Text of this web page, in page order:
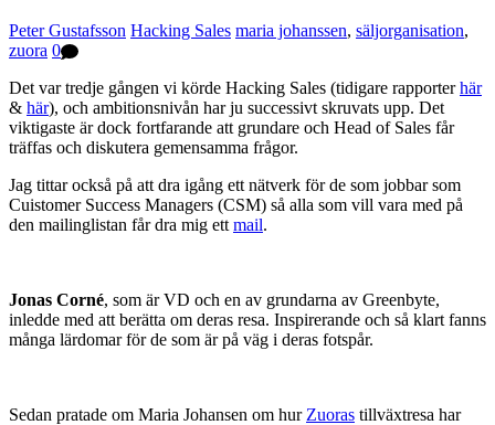
Peter Gustafsson Hacking Sales maria johanssen, säljorganisation,
zuora 0
Det var tredje gången vi körde Hacking Sales (tidigare rapporterhär
& här), och ambitionsnivån har ju successivt skruvats upp. Det
viktigaste är dock fortfarande att grundare och Head of Sales får
träffas och diskutera gemensamma frågor.
Jag tittar också på att dra igång ett nätverk för de som jobbar som
Cuistomer Success Managers (CSM) så alla som vill vara med på
den mailinglistan får dra mig ettmail.
Jonas Corné, som är VD och en av grundarna av Greenbyte,
inledde med att berätta om deras resa. Inspirerande och så klart fanns
många lärdomar för de som är på väg i deras fotspår.
Sedan pratade om Maria Johansen om hurZuoras tillväxtresa har